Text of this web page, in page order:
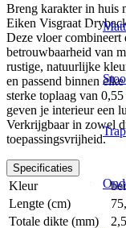
Breng karakter in huis
Eiken Visgraat
Deze vloer combineert
betrouwbaarheid van
rustige, natuurlijke
en passend binnen
sterke toplaag van
geven je interieur een
Verkrijgbaar in zowel
toepassingsvrijheid.
Specificaties
Kleur
Lengte (cm)
Totale dikte (mm)
2,5